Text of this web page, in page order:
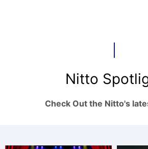
Nitto
Check Out the Nitto's